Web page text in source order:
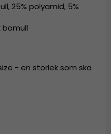
25% polyamid, 5%
bomull
- en storlek som ska